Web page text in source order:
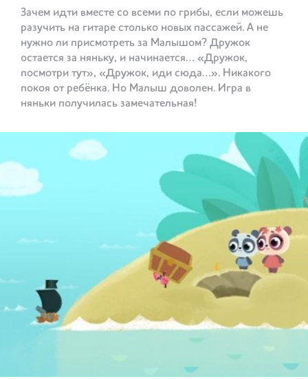
Зачем идти вместе со всеми по грибы, если можешь
разучить на гитаре столько новых пассажей. А не
нужно ли присмотреть за Малышом? Дружок
остается за няньку, и начинается… «Дружок,
посмотри тут», «Дружок, иди сюда…». Никакого
покоя от ребёнка. Но Малыш доволен. Игра в
няньки получилась замечательная!